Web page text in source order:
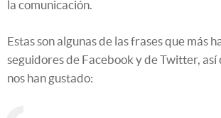
la comunicación.
Estas son algunas de las frases que más
seguidores de Facebook y de Twitter, así
nos han gustado: